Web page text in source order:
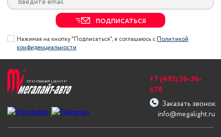
ПОДПИСАТЬСЯ
Нажимая на кнопку "Подписаться", я соглашаюсь сПолитикой
конфиденциальности
info@megalight.ru
+7 (495) 36-36-
678
Заказать звонок